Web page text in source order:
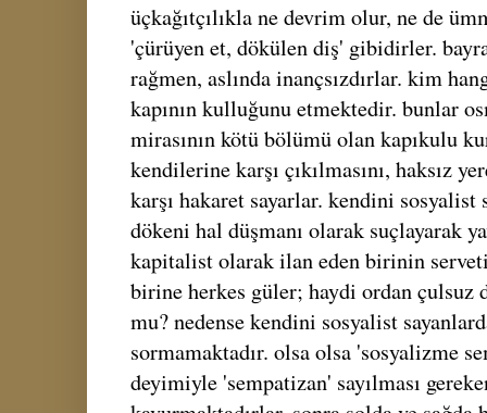
üçkağıtçılıkla ne devrim olur, ne de
'çürüyen et, dökülen diş' gibidirler.
rağmen, aslında inançsızdırlar. kim
kapının kulluğunu etmektedir. bunlar
mirasının kötü bölümü olan kapıkulu
kendilerine karşı çıkılmasını, haksız
karşı hakaret sayarlar. kendini sosyalist
dökeni hal düşmanı olarak suçlayarak
kapitalist olarak ilan eden birinin
birine herkes güler; haydi ordan
mu? nedense kendini sosyalist
sormamaktadır. olsa olsa 'sosyalizme
deyimiyle 'sempatizan' sayılması